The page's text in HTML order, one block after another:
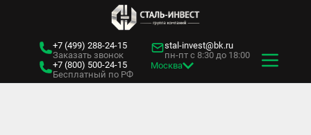
+7 (499) 288-24-15
Заказать звонок
+7 (800) 500-24-15
Бесплатный по РФ
stal-invest@bk.ru
пн-пт с 8:30 до 18:00
Москва